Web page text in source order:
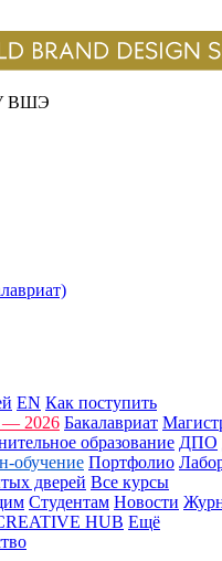
ВШЭ
EN Как поступить
— 2026 Бакалавриат
образование ДПО
обучение Портфолио
дверей Все курсы
Студентам Новости
HUB Ещё